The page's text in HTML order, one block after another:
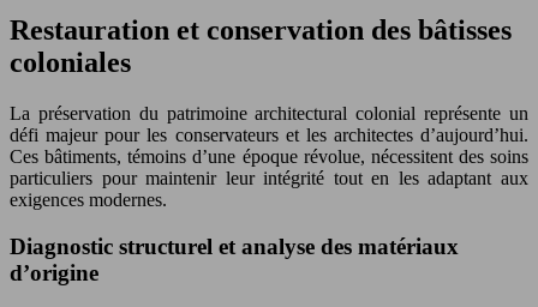
Restauration et conservation des bâtisses
coloniales
La préservation du patrimoine architectural colonial représente un
défi majeur pour les conservateurs et les architectes d’aujourd’hui.
Ces bâtiments, témoins d’une époque révolue, nécessitent des soins
particuliers pour maintenir leur intégrité tout en les adaptant aux
exigences modernes.
Diagnostic structurel et analyse des matériaux
d’origine